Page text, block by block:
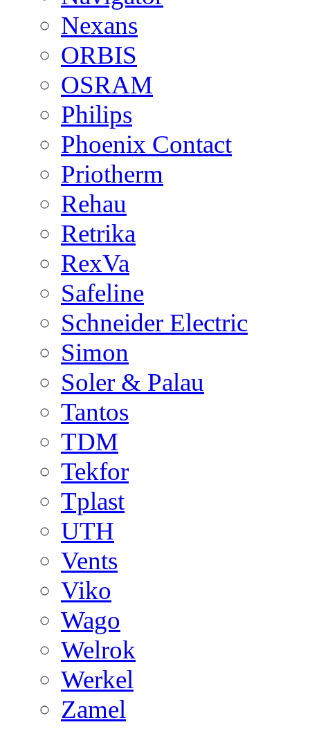
Nexans
ORBIS
OSRAM
Philips
Phoenix Contact
Priotherm
Rehau
Retrika
RexVa
Safeline
Schneider Electric
Simon
Soler & Palau
Tantos
TDM
Tekfor
Tplast
UTH
Vents
Viko
Wago
Welrok
Werkel
Zamel